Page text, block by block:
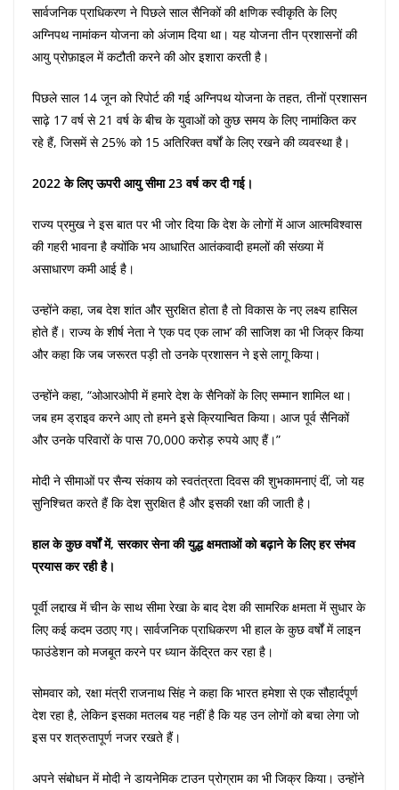
सार्वजनिक प्राधिकरण ने पिछले साल सैनिकों की क्षणिक स्वीकृति के लिए
अग्निपथ नामांकन योजना को अंजाम दिया था। यह योजना तीन प्रशासनों की
आयु प्रोफ़ाइल में कटौती करने की ओर इशारा करती है।
पिछले साल 14 जून को रिपोर्ट की गई अग्निपथ योजना के तहत, तीनों प्रशासन
साढ़े 17 वर्ष से 21 वर्ष के बीच के युवाओं को कुछ समय के लिए नामांकित कर
रहे हैं, जिसमें से 25% को 15 अतिरिक्त वर्षों के लिए रखने की व्यवस्था है।
2022 के लिए ऊपरी आयु सीमा 23 वर्ष कर दी गई।
राज्य प्रमुख ने इस बात पर भी जोर दिया कि देश के लोगों में आज आत्मविश्वास
की गहरी भावना है क्योंकि भय आधारित आतंकवादी हमलों की संख्या में
असाधारण कमी आई है।
उन्होंने कहा, जब देश शांत और सुरक्षित होता है तो विकास के नए लक्ष्य हासिल
होते हैं। राज्य के शीर्ष नेता ने ‘एक पद एक लाभ’ की साजिश का भी जिक्र किया
और कहा कि जब जरूरत पड़ी तो उनके प्रशासन ने इसे लागू किया।
उन्होंने कहा, “ओआरओपी में हमारे देश के सैनिकों के लिए सम्मान शामिल था।
जब हम ड्राइव करने आए तो हमने इसे क्रियान्वित किया। आज पूर्व सैनिकों
और उनके परिवारों के पास 70,000 करोड़ रुपये आए हैं।”
मोदी ने सीमाओं पर सैन्य संकाय को स्वतंत्रता दिवस की शुभकामनाएं दीं, जो यह
सुनिश्चित करते हैं कि देश सुरक्षित है और इसकी रक्षा की जाती है।
हाल के कुछ वर्षों में, सरकार सेना की युद्ध क्षमताओं को बढ़ाने के लिए हर संभव
प्रयास कर रही है।
पूर्वी लद्दाख में चीन के साथ सीमा रेखा के बाद देश की सामरिक क्षमता में सुधार के
लिए कई कदम उठाए गए। सार्वजनिक प्राधिकरण भी हाल के कुछ वर्षों में लाइन
फाउंडेशन को मजबूत करने पर ध्यान केंद्रित कर रहा है।
सोमवार को, रक्षा मंत्री राजनाथ सिंह ने कहा कि भारत हमेशा से एक सौहार्दपूर्ण
देश रहा है, लेकिन इसका मतलब यह नहीं है कि यह उन लोगों को बचा लेगा जो
इस पर शत्रुतापूर्ण नजर रखते हैं।
अपने संबोधन में मोदी ने डायनेमिक टाउन प्रोग्राम का भी जिक्र किया। उन्होंने